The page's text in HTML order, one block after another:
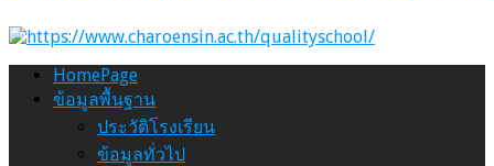
HomePage
ข้อมูลพื้นฐาน
ประวัติโรงเรียน
ข้อมูลทั่วไป